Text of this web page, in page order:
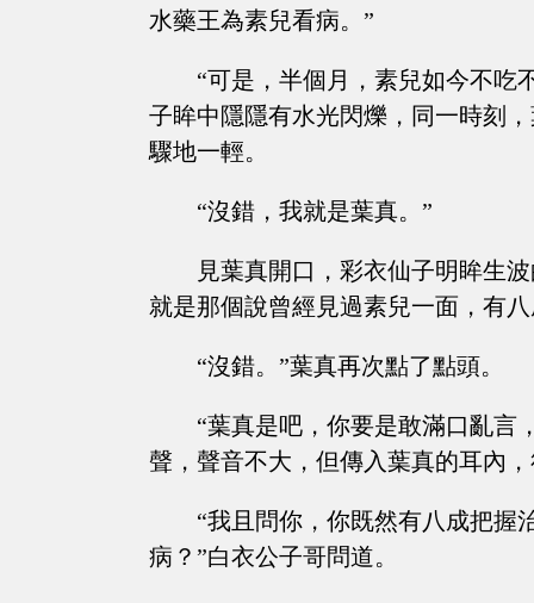
水藥王為素兒看病。”
“可是，半個月，素兒如今不吃
子眸中隱隱有水光閃爍，同一時刻
驟地一輕。
“沒錯，我就是葉真。”
見葉真開口，彩衣仙子明眸生
就是那個說曾經見過素兒一面，有
“沒錯。”葉真再次點了點頭。
“葉真是吧，你要是敢滿口亂言
聲，聲音不大，但傳入葉真的耳內
“我且問你，你既然有八成把握
病？”白衣公子哥問道。